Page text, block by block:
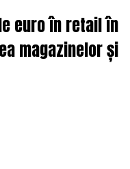
euro în retail în
magazinelor și